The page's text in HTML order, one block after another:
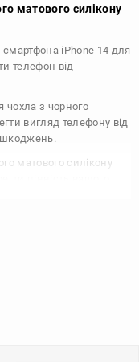
матового силікону
iPhone 14 для
телефон від
чохла з чорного
вигляд телефону від
матового силікону
аксесуар, який
його цінність і